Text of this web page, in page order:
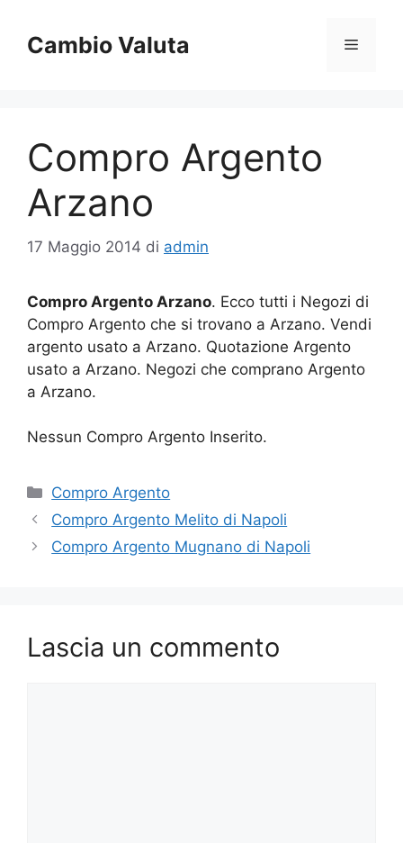
contenuto
Cambio Valuta Menu
Compro Argento
Arzano
17 Maggio 2014 di admin
Compro Argento Arzano. Ecco tutti i Negozi di
Compro Argento che si trovano a Arzano. Vendi
argento usato a Arzano. Quotazione Argento
usato a Arzano. Negozi che comprano Argento
a Arzano.
Nessun Compro Argento Inserito.
Categorie
Compro Argento
Compro Argento Melito di Napoli
Compro Argento Mugnano di Napoli
Lascia un commento